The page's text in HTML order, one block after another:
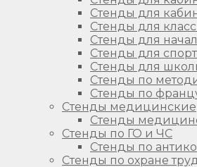
Стенды для
Стенды для
Стенды для
Стенды для
Стенды для
Стенды по
Стенды по
Стенды медицинские
Стенды
Стенды по ГО и ЧС
Стенды по
Стенды по охране